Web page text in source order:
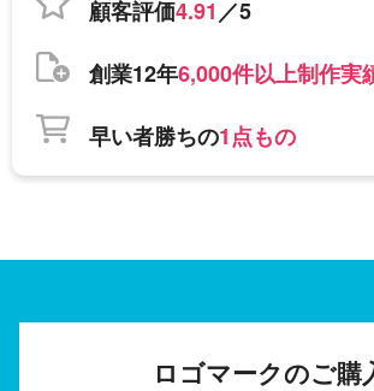
顧客評価4.91／5
創業12年6,000件以上制作実
早い者勝ちの1点もの
ロゴマークのご購